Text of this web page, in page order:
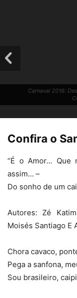
Carnaval 2016:
Carnaval 2016:
Confira o
“É o Amor… Que
assim… –
Do sonho de um
Autores: Zé
Moisés Santiago E
Chora cavaco,
Pega a sanfona,
Sou brasileiro,